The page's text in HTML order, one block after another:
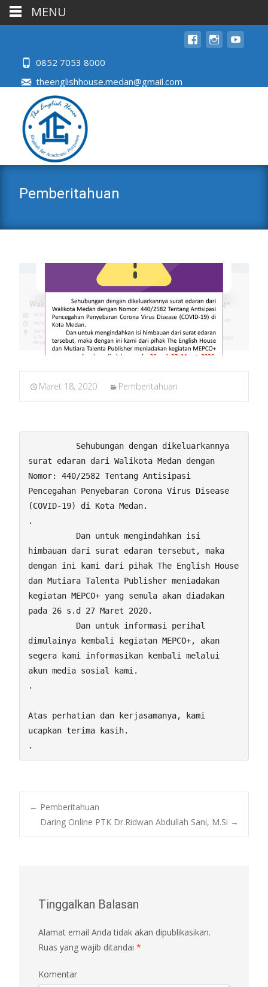
0852 7053 8000
theenglishhouse.medan@gmail.com
Pemberitahuan
Maret 18, 2020 Pemberitahuan
surat edaran dari Walikota Medan dengan
Nomor: 440/2582 Tentang Antisipasi
Pencegahan Penyebaran Corona Virus Disease
(COVID-19) di Kota Medan.
.
himbauan dari surat edaran tersebut, maka
dengan ini kami dari pihak The English House
dan Mutiara Talenta Publisher meniadakan
kegiatan MEPCO+ yang semula akan diadakan
pada 26 s.d 27 Maret 2020.
dimulainya kembali kegiatan MEPCO+, akan
segera kami informasikan kembali melalui
akun media sosial kami.
.
Atas perhatian dan kerjasamanya, kami
ucapkan terima kasih.
.
Post
← Pemberitahuan
Daring Online PTK Dr.Ridwan Abdullah Sani, M.Si →
Tinggalkan Balasan
Alamat email Anda tidak akan dipublikasikan.
Ruas yang wajib ditandai *
Komentar
MENU